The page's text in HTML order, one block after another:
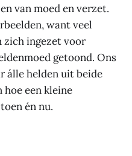
van moed en verzet.
want veel
zich ingezet voor
getoond. Ons
álle helden uit beide
hoe een kleine
én nu.